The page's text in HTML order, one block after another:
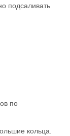
подсаливать
по
кольца.